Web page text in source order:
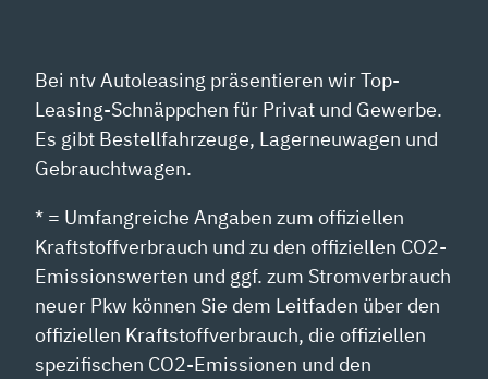
Bei ntv Autoleasing präsentieren wir Top-
Leasing-Schnäppchen für Privat und Gewerbe.
Es gibt Bestellfahrzeuge, Lagerneuwagen und
Gebrauchtwagen.
* = Umfangreiche Angaben zum offiziellen
Kraftstoffverbrauch und zu den offiziellen CO2-
Emissionswerten und ggf. zum Stromverbrauch
neuer Pkw können Sie dem Leitfaden über den
offiziellen Kraftstoffverbrauch, die offiziellen
spezifischen CO2-Emissionen und den